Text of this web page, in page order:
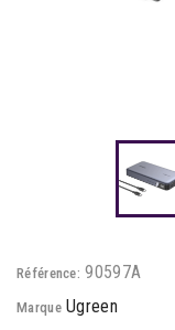
Référence: 90597A
Marque Ugreen